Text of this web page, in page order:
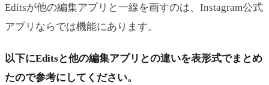
Editsが他の編集アプリと一線を画すのは、Instagram公式
アプリならでは機能にあります。
以下にEditsと他の編集アプリとの違いを表形式でまとめ
たので参考にしてください。